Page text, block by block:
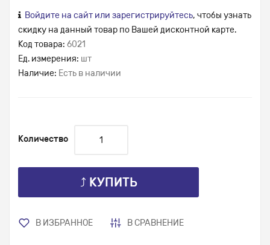
Войдите на сайт или зарегистрируйтесь, чтобы узнать
скидку на данный товар по Вашей дисконтной карте.
Код товара: 6021
Ед. измерения: шт
Наличие: Есть в наличии
Количество
⤴ КУПИТЬ
В ИЗБРАННОЕ В СРАВНЕНИЕ